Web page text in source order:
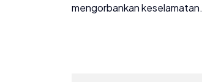
mengorbankan keselamatan.